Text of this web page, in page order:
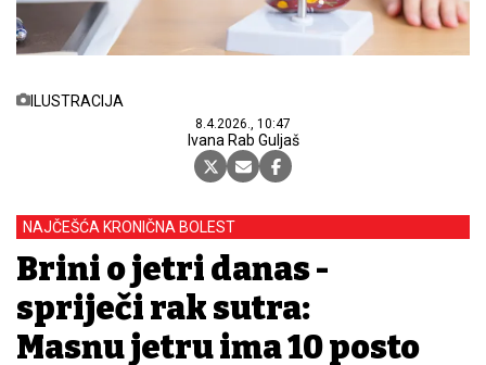
ILUSTRACIJA
8.4.2026., 10:47
Ivana Rab Guljaš
NAJČEŠĆA KRONIČNA BOLEST
Brini o jetri danas -
spriječi rak sutra:
Masnu jetru ima 10 posto